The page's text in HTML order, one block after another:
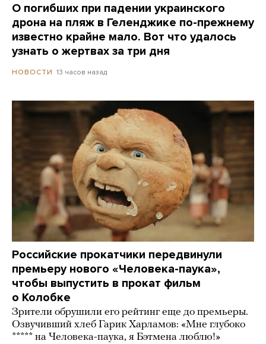
О погибших при падении украинского
дрона на пляж в Геленджике по-прежнему
известно крайне мало. Вот что удалось
узнать о жертвах за три дня
НОВОСТИ 13 часов назад
Российские прокатчики передвинули
премьеру нового «Человека-паука»,
чтобы выпустить в прокат фильм
о Колобке
Зрители обрушили его рейтинг еще до премьеры.
Озвучивший хлеб Гарик Харламов: «Мне глубоко
***** на Человека-паука, я Бэтмена люблю!»